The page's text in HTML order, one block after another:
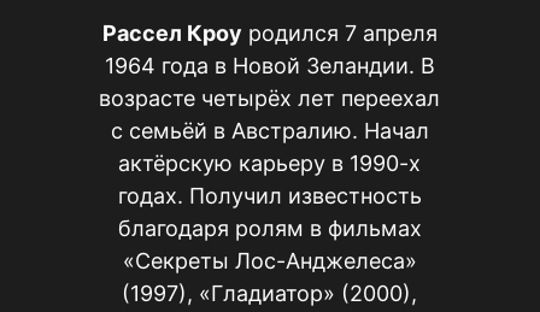
Рассел Кроу родился 7 апреля
1964 года в Новой Зеландии. В
возрасте четырёх лет переехал
с семьёй в Австралию. Начал
актёрскую карьеру в 1990-х
годах. Получил известность
благодаря ролям в фильмах
«Секреты Лос-Анджелеса»
(1997), «Гладиатор» (2000),